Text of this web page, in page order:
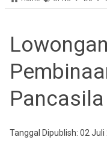
Pancasila
Tanggal Dipublish: 02 Juli